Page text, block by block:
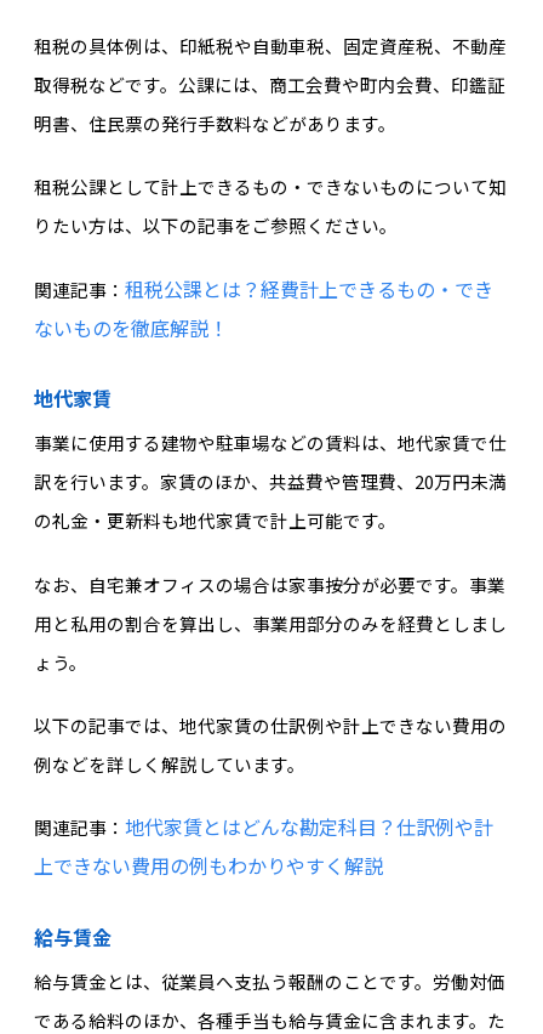
租税の具体例は、印紙税や自動車税、固定資産税、不動産
取得税などです。公課には、商工会費や町内会費、印鑑証
明書、住民票の発行手数料などがあります。
租税公課として計上できるもの・できないものについて知
りたい方は、以下の記事をご参照ください。
関連記事： 租税公課とは？経費計上できるもの・でき
ないものを徹底解説！
地代家賃
事業に使用する建物や駐車場などの賃料は、地代家賃で仕
訳を行います。家賃のほか、共益費や管理費、20万円未満
の礼金・更新料も地代家賃で計上可能です。
なお、自宅兼オフィスの場合は家事按分が必要です。事業
用と私用の割合を算出し、事業用部分のみを経費としまし
ょう。
以下の記事では、地代家賃の仕訳例や計上できない費用の
例などを詳しく解説しています。
関連記事： 地代家賃とはどんな勘定科目？仕訳例や計
上できない費用の例もわかりやすく解説
給与賃金
給与賃金とは、従業員へ支払う報酬のことです。労働対価
である給料のほか、各種手当も給与賃金に含まれます。た